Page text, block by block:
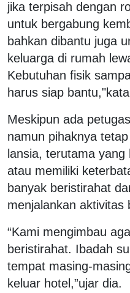
jika terpisah dengan
untuk bergabung
bahkan dibantu juga
keluarga di rumah
Kebutuhan fisik
harus siap
Meskipun ada
namun pihaknya
lansia, terutama
atau memiliki
banyak beristirahat
menjalankan aktivitas
“Kami mengimbau
beristirahat. Ibadah
tempat masing-
keluar hotel,”ujar dia.